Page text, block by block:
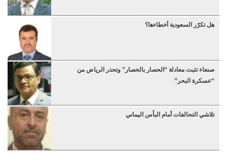
هل تكرّر السعودية أخطاءها؟
صنعاء تثبت معادلة “الحصار بالحصار” وتحذر الرياض من
“عسكرة البحر”
تلاشي التحالفات أمام البأس اليماني